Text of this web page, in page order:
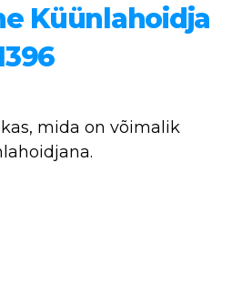
Küünlahoidja
mida on võimalik